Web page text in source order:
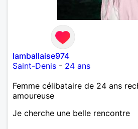
lamballaise974
Saint-Denis - 24 ans
Femme célibataire de 24 ans
amoureuse
Je cherche une belle rencontre